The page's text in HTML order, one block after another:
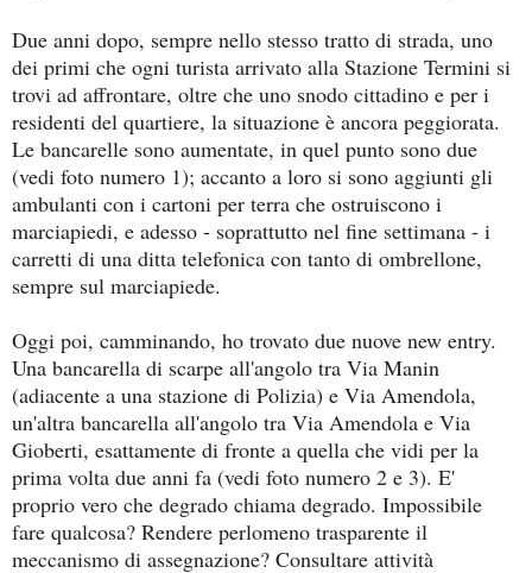
Due anni dopo, sempre nello stesso tratto di strada, uno
dei primi che ogni turista arrivato alla Stazione Termini si
trovi ad affrontare, oltre che uno snodo cittadino e per i
residenti del quartiere, la situazione è ancora peggiorata.
Le bancarelle sono aumentate, in quel punto sono due
(vedi foto numero 1); accanto a loro si sono aggiunti gli
ambulanti con i cartoni per terra che ostruiscono i
marciapiedi, e adesso - soprattutto nel fine settimana - i
carretti di una ditta telefonica con tanto di ombrellone,
sempre sul marciapiede.
Oggi poi, camminando, ho trovato due nuove new entry.
Una bancarella di scarpe all'angolo tra Via Manin
(adiacente a una stazione di Polizia) e Via Amendola,
un'altra bancarella all'angolo tra Via Amendola e Via
Gioberti, esattamente di fronte a quella che vidi per la
prima volta due anni fa (vedi foto numero 2 e 3). E'
proprio vero che degrado chiama degrado. Impossibile
fare qualcosa? Rendere perlomeno trasparente il
meccanismo di assegnazione? Consultare attività